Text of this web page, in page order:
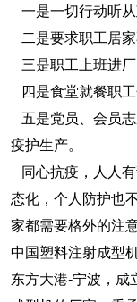
一是一切行动听从
二是要求职工居家
三是职工上班进厂
四是食堂就餐职工
五是党员、会员
疫护生产。
同心抗疫，人人
态化，个人防护也
家都需要格外的注意
中国塑料注射成型
东方大港-宁波，成